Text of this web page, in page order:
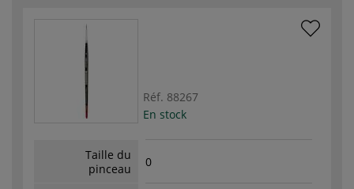
Réf. 88267
En stock
Taille du
pinceau
0